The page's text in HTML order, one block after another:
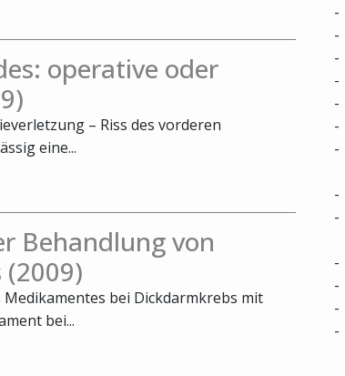
operative oder
– Riss des vorderen
eine...
Behandlung von
bei Dickdarmkrebs mit
bei...